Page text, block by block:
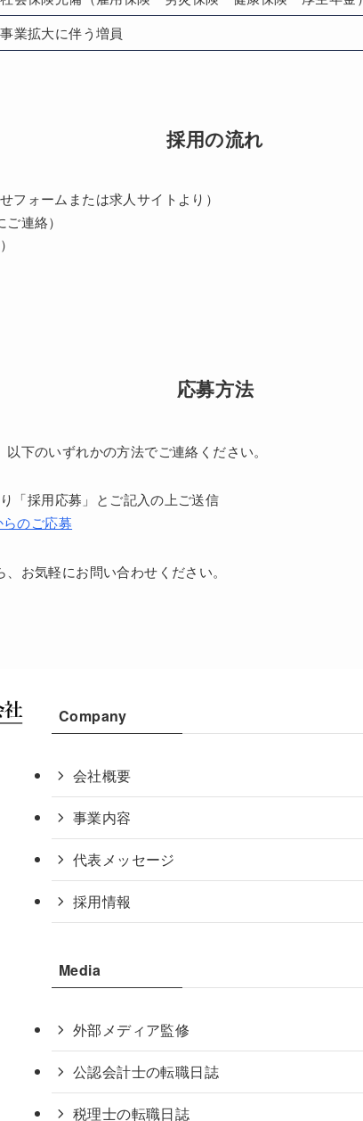
事業拡大に伴う増員
採用の流れ
フォームまたは求人サイトより）
連絡）
応募方法
下のいずれかの方法でご連絡ください。
「採用応募」とご記入の上ご送信
のご応募
お気軽にお問い合わせください。
Company
会社概要
事業内容
代表メッセージ
採用情報
Media
外部メディア監修
公認会計士の転職日誌
税理士の転職日誌